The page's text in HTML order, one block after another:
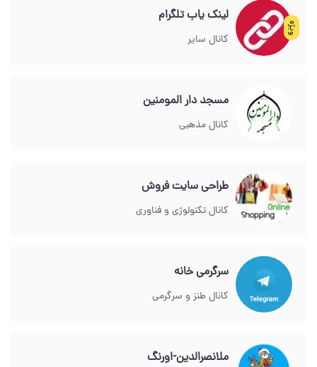
ویژه
لینک یاب تلگرام
کانال سایر
مسجد دار المومنین
کانال مذهبی
طراحی سایت فروش
کانال تکنولوژی و فناوری
سرگرمی خانه
کانال طنز و سرگرمی
ملانصرالدین-اورنگ